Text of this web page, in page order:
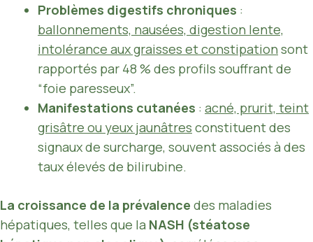
Problèmes digestifs chroniques :
ballonnements, nausées, digestion lente,
intolérance aux graisses et constipation sont
rapportés par 48 % des profils souffrant de
“foie paresseux”.
Manifestations cutanées : acné, prurit, teint
grisâtre ou yeux jaunâtres constituent des
signaux de surcharge, souvent associés à des
taux élevés de bilirubine.
La croissance de la prévalence des maladies
hépatiques, telles que la NASH (stéatose